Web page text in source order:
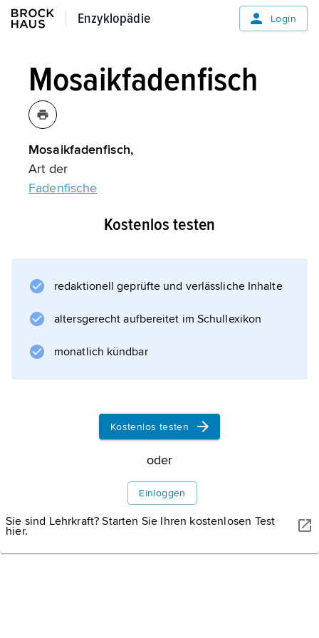
Enzyklopädie
Enzyklopädie Login
Mosaikfadenfisch
Mosaikfadenfisch,
Art der
Fadenfische
Informationen zum Artikel
Kostenlos testen
redaktionell geprüfte und verlässliche Inhalte
altersgerecht aufbereitet im Schullexikon
monatlich kündbar
Kostenlos testen
oder
Einloggen
Sie sind Lehrkraft? Starten Sie Ihren kostenlosen Test
hier.